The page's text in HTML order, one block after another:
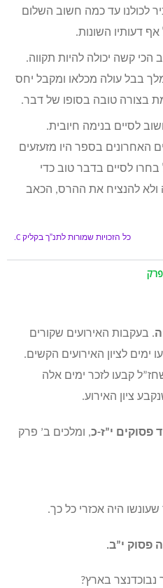
לכולנו עד כמה חשוב השלום
אף דעותיו השונות.
קשה יכולה להיות תקווה.
שנים בכלא מלך בבל עולה מכלאו ומקבל יחס
בצורה טובה בסופו של דבר.
לסיים בנימה חיובית.
האחרונים בספר היו מזעזעים
בחרו לסיים בדבר טוב כדי
ולא להנציח את ההרס, הכאב
כל הזכויות שמורות לתנ”ך בקליק C.
. בעקבות האירועים שקורים
ימים לציון האירועים הקשים.
קבעו לזכר ימים אלה
ציון האירוע.
פסוקים י”ז-כ, ומלכים ב’ פרק
היה אכזרי כל כך.
פסוק י”ב.
בארץ?